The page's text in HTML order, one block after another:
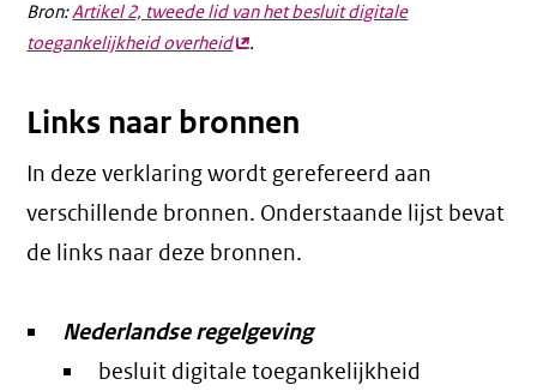
Bron:Artikel 2, tweede lid van het besluit digitale
toegankelijkheid overheid(externe
.
Links naar bronnen
In deze verklaring wordt gerefereerd aan
verschillende bronnen. Onderstaande lijst bevat
de links naar deze bronnen.
Nederlandse regelgeving
besluit digitale toegankelijkheid